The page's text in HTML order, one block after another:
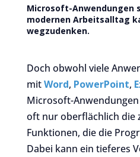
Microsoft-Anwendungen
modernen Arbeitsalltag
wegzudenken.
Doch obwohl viele
mitWord, PowerPoint,
Microsoft-
oft nur oberflächlich die
Funktionen, die die
Dabei kann ein tieferes